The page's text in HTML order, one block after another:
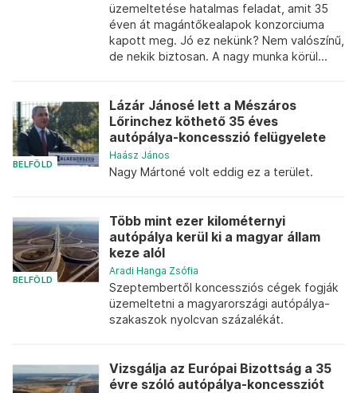
üzemeltetése hatalmas feladat, amit 35
éven át magántőkealapok konzorciuma
kapott meg. Jó ez nekünk? Nem valószínű,
de nekik biztosan. A nagy munka körül...
BELFÖLD
Lázár Jánosé lett a Mészáros
Lőrinchez köthető 35 éves
autópálya-koncesszió felügyelete
Haász János
Nagy Mártoné volt eddig ez a terület.
BELFÖLD
Több mint ezer kilométernyi
autópálya kerül ki a magyar állam
keze alól
Aradi Hanga Zsófia
Szeptembertől koncessziós cégek fogják
üzemeltetni a magyarországi autópálya-
szakaszok nyolcvan százalékát.
Vizsgálja az Európai Bizottság a 35
évre szóló autópálya-koncessziót